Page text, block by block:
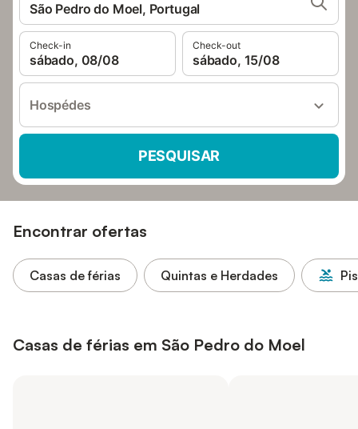
São Pedro do Moel, Portugal
Check-in
sábado, 08/08
Check-out
sábado, 15/08
Hospédes
PESQUISAR
Encontrar ofertas
Casas de férias Quintas e Herdades
Casas de férias em São Pedro do Moel